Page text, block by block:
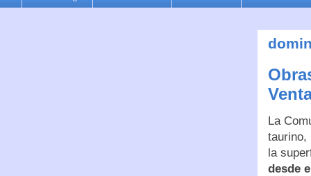
La
taurino,
la
desde